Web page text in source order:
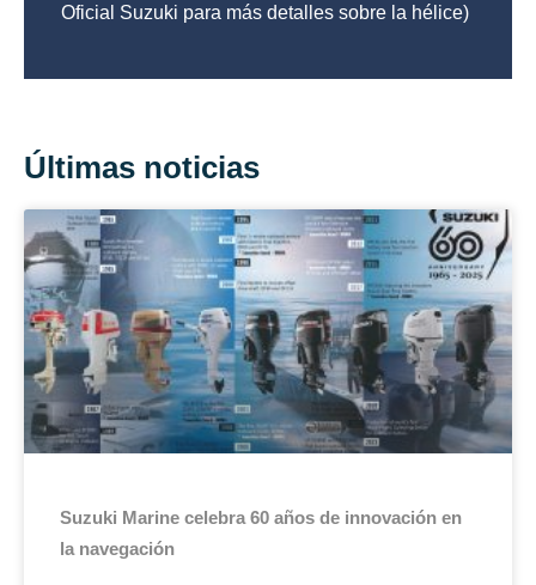
Oficial Suzuki para más detalles sobre la hélice)
Últimas noticias
Suzuki Marine celebra 60 años de innovación en
la navegación